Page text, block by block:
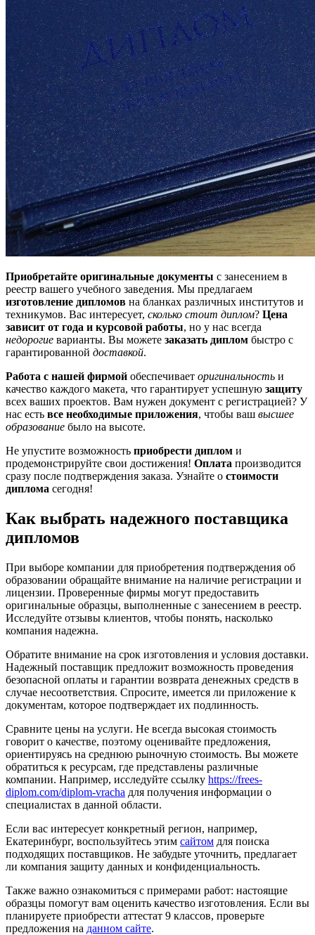
Приобретайте оригинальные документы с занесением в
реестр вашего учебного заведения. Мы предлагаем
изготовление дипломов на бланках различных институтов и
техникумов. Вас интересует, сколько стоит диплом? Цена
зависит от года и курсовой работы, но у нас всегда
недорогие варианты. Вы можете заказать диплом быстро с
гарантированной доставкой.
Работа с нашей фирмой обеспечивает оригинальность и
качество каждого макета, что гарантирует успешную защиту
всех ваших проектов. Вам нужен документ с регистрацией? У
нас есть все необходимые приложения, чтобы ваш высшее
образование было на высоте.
Не упустите возможность приобрести диплом и
продемонстрируйте свои достижения! Оплата производится
сразу после подтверждения заказа. Узнайте о стоимости
диплома сегодня!
Как выбрать надежного поставщика
дипломов
При выборе компании для приобретения подтверждения об
образовании обращайте внимание на наличие регистрации и
лицензии. Проверенные фирмы могут предоставить
оригинальные образцы, выполненные с занесением в реестр.
Исследуйте отзывы клиентов, чтобы понять, насколько
компания надежна.
Обратите внимание на срок изготовления и условия доставки.
Надежный поставщик предложит возможность проведения
безопасной оплаты и гарантии возврата денежных средств в
случае несоответствия. Спросите, имеется ли приложение к
документам, которое подтверждает их подлинность.
Сравните цены на услуги. Не всегда высокая стоимость
говорит о качестве, поэтому оценивайте предложения,
ориентируясь на среднюю рыночную стоимость. Вы можете
обратиться к ресурсам, где представлены различные
компании. Например, исследуйте ссылку https://frees-
diplom.com/diplom-vracha для получения информации о
специалистах в данной области.
Если вас интересует конкретный регион, например,
Екатеринбург, воспользуйтесь этим сайтом для поиска
подходящих поставщиков. Не забудьте уточнить, предлагает
ли компания защиту данных и конфиденциальность.
Также важно ознакомиться с примерами работ: настоящие
образцы помогут вам оценить качество изготовления. Если вы
планируете приобрести аттестат 9 классов, проверьте
предложения на данном сайте.